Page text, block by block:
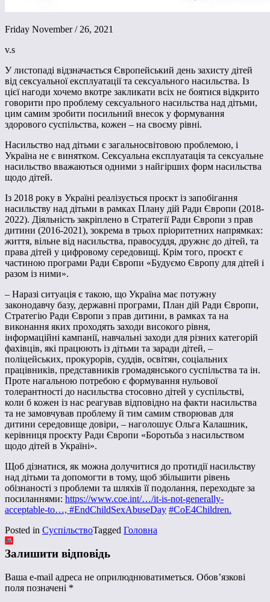
Friday November / 26, 2021
v.s
У листопаді відзначається Європейський день захисту дітей
від сексуальної експлуатації та сексуального насильства. Із
цієї нагоди хочемо вкотре закликати всіх не боятися відкрито
говорити про проблему сексуального насильства над дітьми,
цим самим зробити посильний внесок у формування
здорового суспільства, кожен – на своєму рівні.
Насильство над дітьми є загальносвітовою проблемою, і
Україна не є винятком. Сексуальна експлуатація та сексуальне
насильство вважаються одними з найгірших форм насильства
щодо дітей.
Із 2018 року в Україні реалізується проєкт із запобігання
насильству над дітьми в рамках Плану дій Ради Європи (2018-
2022). Діяльність закріплено в Стратегії Ради Європи з прав
дитини (2016-2021), зокрема в трьох пріоритетних напрямках:
життя, вільне від насильства, правосуддя, дружнє до дітей, та
права дітей у цифровому середовищі. Крім того, проєкт є
частиною програми Ради Європи «Будуємо Європу для дітей і
разом із ними».
– Наразі ситуація є такою, що Україна має потужну
законодавчу базу, державні програми, План дій Ради Європи,
Стратегію Ради Європи з прав дитини, в рамках та на
виконання яких проходять заходи високого рівня,
інформаційні кампанії, навчальні заходи для різних категорій
фахівців, які працюють із дітьми та заради дітей, –
поліцейських, прокурорів, суддів, освітян, соціальних
працівників, представників громадянського суспільства та ін.
Проте нагальною потребою є формування нульової
толерантності до насильства стосовно дітей у суспільстві,
коли б кожен із нас реагував відповідно на факти насильства
та не замовчував проблему й тим самим створював для
дитини середовище довіри, – наголошує Ольга Калашник,
керівниця проєкту Ради Європи «Боротьба з насильством
щодо дітей в Україні».
Щоб дізнатися, як можна долучитися до протидії насильству
над дітьми та допомогти в тому, щоб збільшити рівень
обізнаності з проблеми та шляхів її подолання, переходьте за
посиланнями: https://www.coe.int/…/it-is-not-generally-
acceptable-to…, #EndChildSexAbuseDay #CoE4Children.
Posted in СуспільствоTagged Головна
Залишити відповідь
Ваша e-mail адреса не оприлюднюватиметься. Обов’язкові
поля позначені *